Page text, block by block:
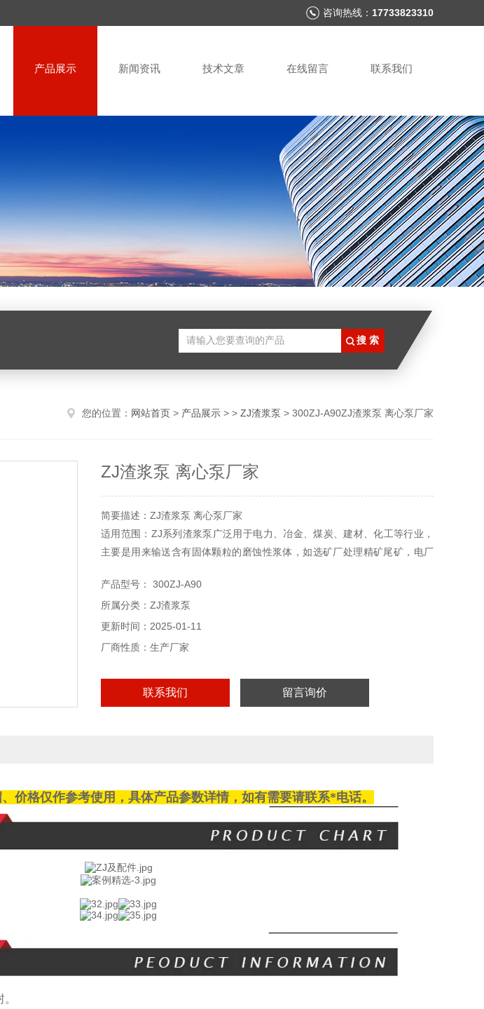
咨询热线： 17733823310
产品展示 新闻资讯 技术文章 在线留言 联系我们
您的位置： 网站首页 > 产品展示 > > ZJ渣浆泵 > 300ZJ-A90ZJ渣浆泵 离心泵厂家
ZJ渣浆泵 离心泵厂家
简要描述：ZJ渣浆泵 离心泵厂家
适用范围：ZJ系列渣浆泵广泛用于电力、冶金、煤炭、建材、化工等行业，
主要是用来输送含有固体颗粒的磨蚀性浆体，如选矿厂处理精矿尾矿，电厂
能处理的最大重量浓度为：灰浆45%，矿浆60%，根据客户需要可串联进行
运行。
产品型号： 300ZJ-A90
所属分类：ZJ渣浆泵
更新时间：2025-01-11
厂商性质：生产厂家
联系我们 留言询价
价格仅作参考使用，具体产品参数详情，如有需要请联系*电话。